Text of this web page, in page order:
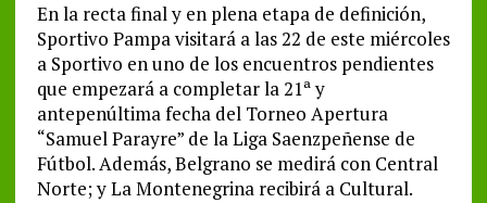
En la recta final y en plena etapa de definición,
Sportivo Pampa visitará a las 22 de este miércoles
a Sportivo en uno de los encuentros pendientes
que empezará a completar la 21ª y
antepenúltima fecha del Torneo Apertura
“Samuel Parayre” de la Liga Saenzpeñense de
Fútbol. Además, Belgrano se medirá con Central
Norte; y La Montenegrina recibirá a Cultural.